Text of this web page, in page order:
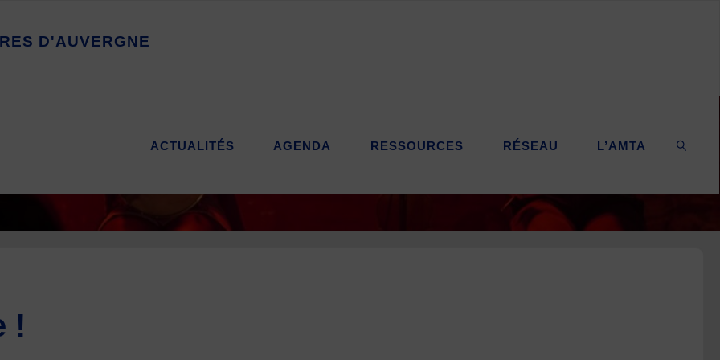
RES D'AUVERGNE
ACTUALITÉS AGENDA RESSOURCES RÉSEAU L’AMTA
!